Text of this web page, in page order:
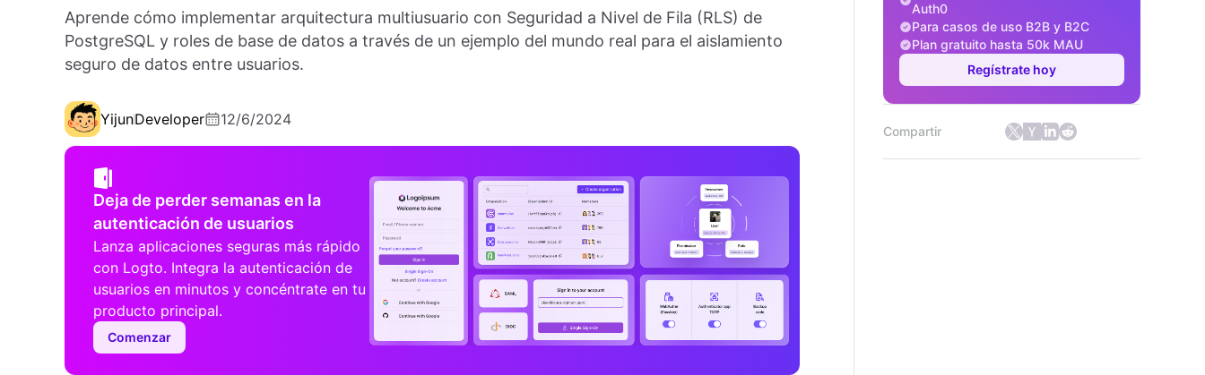
Aprende cómo implementar arquitectura multiusuario con Seguridad a Nivel de Fila (RLS) de
PostgreSQL y roles de base de datos a través de un ejemplo del mundo real para el aislamiento
seguro de datos entre usuarios.
YijunDeveloper 12/6/2024
Deja de perder semanas en la
autenticación de usuarios
Lanza aplicaciones seguras más rápido
con Logto. Integra la autenticación de
usuarios en minutos y concéntrate en tu
producto principal.
Comenzar
Auth0
Para casos de uso B2B y B2C
Plan gratuito hasta 50k MAU
Regístrate hoy
Compartir